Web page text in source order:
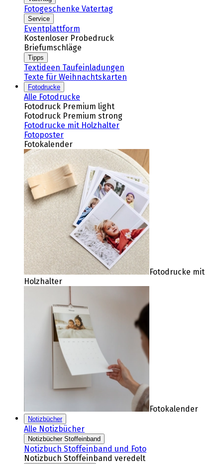
Fotogeschenke Vatertag
Service
Eventplattform
Kostenloser Probedruck
Briefumschläge
Tipps
Textideen Taufeinladungen
Texte für Weihnachtskarten
Fotodrucke
Alle Fotodrucke
Fotodruck Premium light
Fotodruck Premium strong
Fotodrucke mit Holzhalter
Fotoposter
Fotokalender
Fotodrucke mit
Holzhalter
Fotokalender
Notizbücher
Alle Notizbücher
Notizbücher Stoffeinband
Notizbuch Stoffeinband und Foto
Notizbuch Stoffeinband veredelt